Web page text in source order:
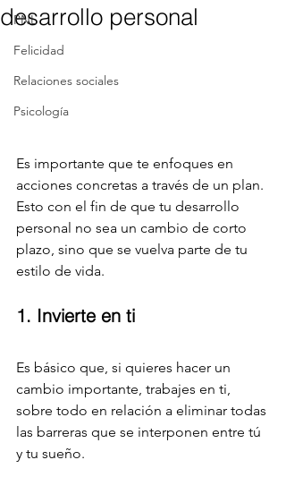
PNL
Felicidad
Relaciones sociales
Psicología
desarrollo personal
Es importante que te enfoques en
acciones concretas a través de un plan.
Esto con el fin de que tu desarrollo
personal no sea un cambio de corto
plazo, sino que se vuelva parte de tu
estilo de vida.
1. Invierte en ti
Es básico que, si quieres hacer un
cambio importante, trabajes en ti,
sobre todo en relación a eliminar todas
las barreras que se interponen entre tú
y tu sueño.